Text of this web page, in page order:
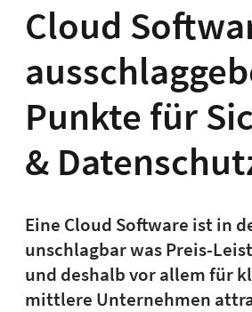
Cloud
Punkte für
&
Eine Cloud Software ist in
unschlagbar was Preis-
und deshalb vor allem für
mittlere Unternehmen